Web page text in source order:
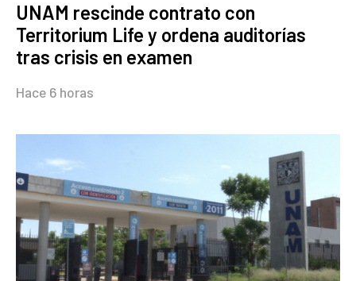
UNAM rescinde contrato con
Territorium Life y ordena auditorías
tras crisis en examen
Hace 6 horas